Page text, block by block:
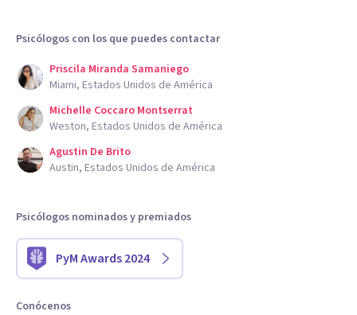
Psicólogos con los que puedes contactar
Priscila Miranda Samaniego
Miami, Estados Unidos de América
Michelle Coccaro Montserrat
Weston, Estados Unidos de América
Agustin De Brito
Austin, Estados Unidos de América
Psicólogos nominados y premiados
PyM Awards 2024
Conócenos